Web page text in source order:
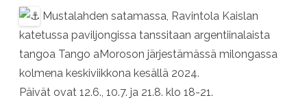
Mustalahden satamassa, Ravintola Kaislan
katetussa paviljongissa tanssitaan argentiinalaista
tangoa Tango aMoroson järjestämässä milongassa
kolmena keskiviikkona kesällä 2024.
Päivät ovat 12.6., 10.7. ja 21.8. klo 18-21.